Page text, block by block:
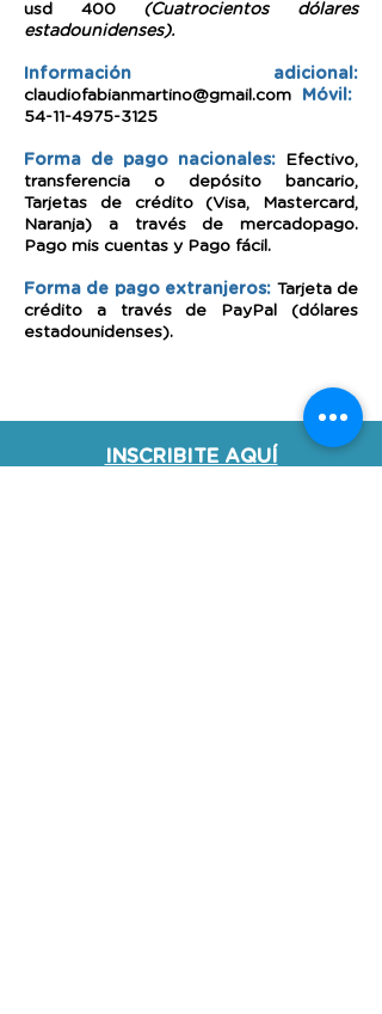
usd 400 (Cuatrocientos dólares
estadounidenses).
Información adicional:
claudiofabianmartino@gmail.com
Móvil:
54-11-4975-3125
Forma de pago nacionales:
Efectivo,
transferencia o depósito bancario,
Tarjetas de crédito (Visa, Mastercard,
Naranja) a través de mercadopago.
Pago mis cuentas y Pago fácil.
Forma de pago extranjeros: Tarjeta de
crédito a través de PayPal (dólares
estadounidenses).
INSCRIBITE AQUÍ